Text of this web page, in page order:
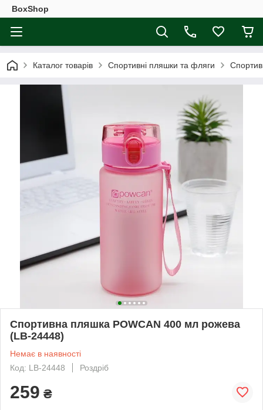
BoxShop
Каталог товарів Спортивні пляшки та фляги
Спортивна пляшка POWCAN 400 мл рожева
(LB-24448)
Немає в наявності
Код: LB-24448
Роздріб
259 ₴